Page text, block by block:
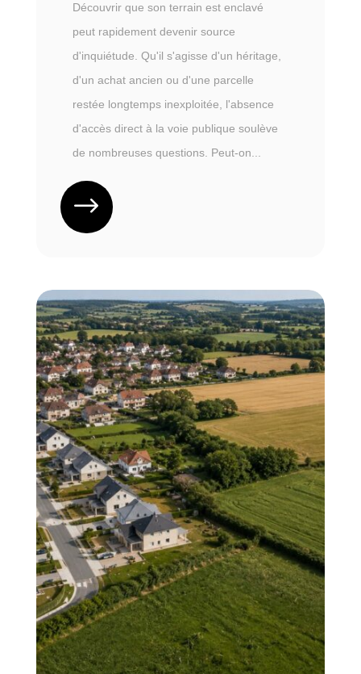
Découvrir que son terrain est enclavé
peut rapidement devenir source
d'inquiétude. Qu'il s'agisse d'un héritage,
d'un achat ancien ou d'une parcelle
restée longtemps inexploitée, l'absence
d'accès direct à la voie publique soulève
de nombreuses questions. Peut-on...